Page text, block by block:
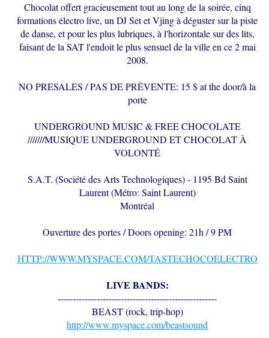
Chocolat offert gracieusement tout au long de la soirée, cinq
formations électro live, un DJ Set et Vjing à déguster sur la piste
de danse, et pour les plus lubriques, à l'horizontale sur des lits,
faisant de la SAT l'endoit le plus sensuel de la ville en ce 2 mai
2008.
NO PRESALES / PAS DE PRÉVENTE: 15 $ at the door/à la
porte
UNDERGROUND MUSIC & FREE CHOCOLATE
///////MUSIQUE UNDERGROUND ET CHOCOLAT À
VOLONTÉ
S.A.T. (Société des Arts Technologiques) - 1195 Bd Saint
Laurent (Métro: Saint Laurent)
Montréal
Ouverture des portes / Doors opening: 21h / 9 PM
HTTP://WWW.MYSPACE.COM/TASTECHOCOELECTRO
LIVE BANDS:
-----------------------------------------------------
BEAST (rock, trip-hop)
http://www.myspace.com/beastsound